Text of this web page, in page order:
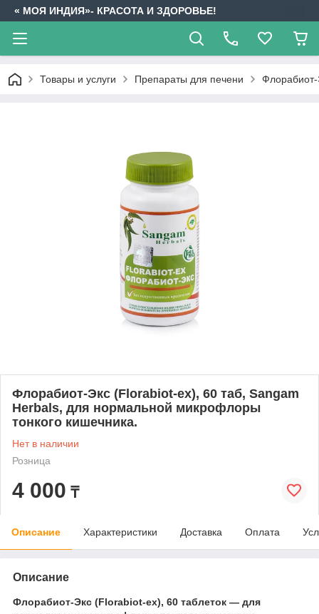
« МОЯ ИНДИЯ»- КРАСОТА И ЗДОРОВЬЕ!
Товары и услуги Препараты для печени
Флорабиот-Экс (Florabiot-ex), 60 таб, Sangam
Herbals, для нормальной микрофлоры
тонкого кишечника.
Нет в наличии
Розница
4 000 ₸
Описание Характеристики Доставка Оплата
Описание
Флорабиот-Экс (Florabiot-ex), 60 таблеток — для